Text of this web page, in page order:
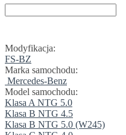
Modyfikacja:
FS-BZ
Marka samochodu:
Mercedes-Benz
Model samochodu:
Klasa A NTG 5.0
Klasa B NTG 4.5
Klasa B NTG 5.0 (W245)